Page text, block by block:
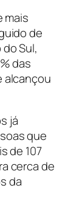
mais
de
Sul,
das
alcançou
já
que
de 107
cerca de
da